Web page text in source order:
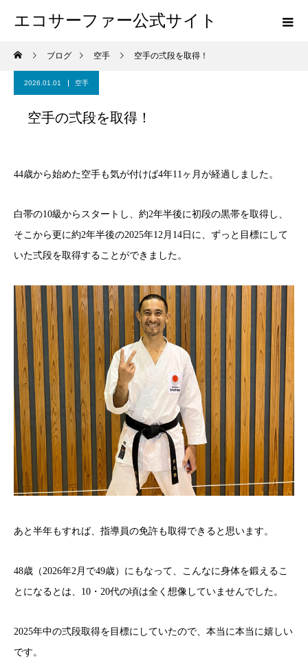
エコサーファー公式サイト
ブログ 空手 空手の弍段を取得！
2026.01.01 空手
空手の弍段を取得！
44歳から始めた空手も気が付けば4年11ヶ月が経過しました。
白帯の10級からスタートし、約2年半後に初段の黒帯を取得し、
そこから更に約2年半後の2025年12月14日に、ずっと目標にして
いた弍段を取得することができました。
あと半年もすれば、指導員の免許も取得できると思います。
48歳（2026年2月で49歳）にもなって、こんなに身体を鍛えるこ
とになるとは、10・20代の頃は全く想像していませんでした。
2025年中の弍段取得を目標にしていたので、本当に本当に嬉しい
です。